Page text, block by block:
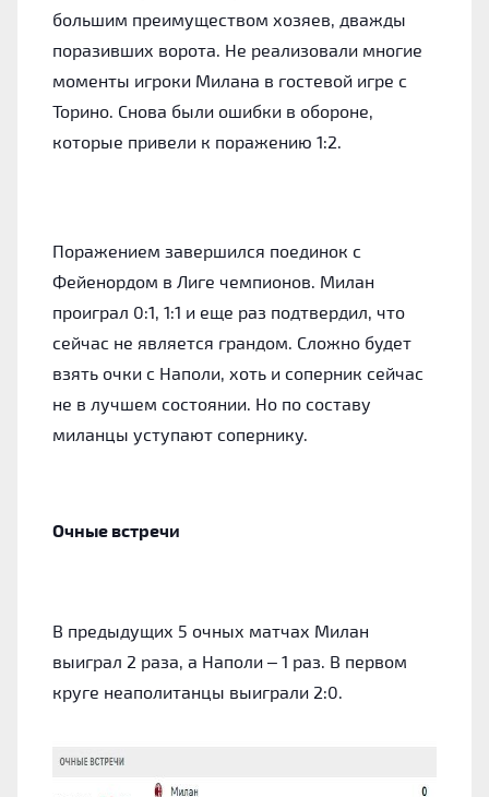
большим преимуществом хозяев, дважды
поразивших ворота. Не реализовали многие
моменты игроки Милана в гостевой игре с
Торино. Снова были ошибки в обороне,
которые привели к поражению 1:2.
Поражением завершился поединок с
Фейенордом в Лиге чемпионов. Милан
проиграл 0:1, 1:1 и еще раз подтвердил, что
сейчас не является грандом. Сложно будет
взять очки с Наполи, хоть и соперник сейчас
не в лучшем состоянии. Но по составу
миланцы уступают сопернику.
Очные встречи
В предыдущих 5 очных матчах Милан
выиграл 2 раза, а Наполи – 1 раз. В первом
круге неаполитанцы выиграли 2:0.